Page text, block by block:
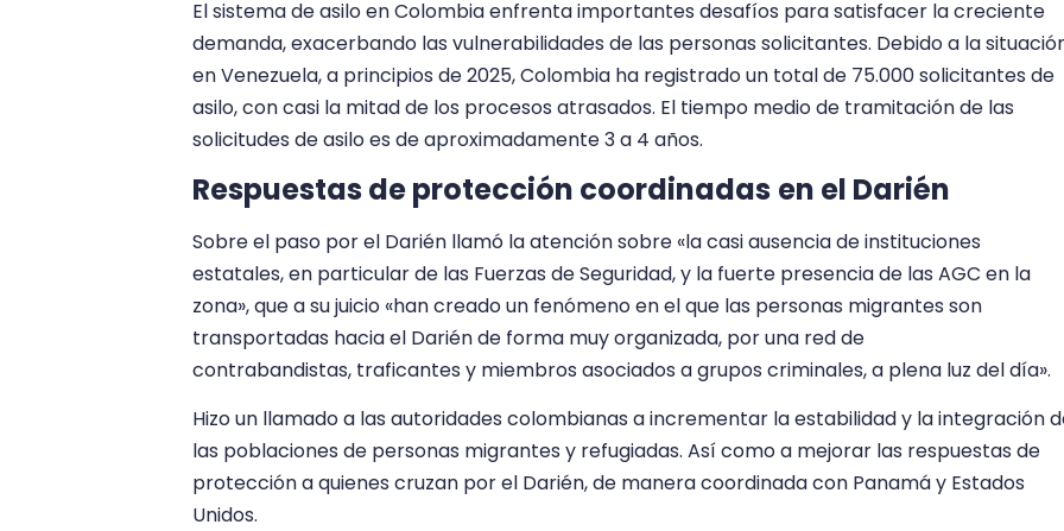
El sistema de asilo en Colombia enfrenta importantes desafíos para satisfacer la creciente
demanda, exacerbando las vulnerabilidades de las personas solicitantes. Debido a la
en Venezuela, a principios de 2025, Colombia ha registrado un total de 75.000 solicitantes de
asilo, con casi la mitad de los procesos atrasados. El tiempo medio de tramitación de las
solicitudes de asilo es de aproximadamente 3 a 4 años.
Respuestas de protección coordinadas en el Darién
Sobre el paso por el Darién llamó la atención sobre «la casi ausencia de instituciones
estatales, en particular de las Fuerzas de Seguridad, y la fuerte presencia de las AGC en la
zona», que a su juicio «han creado un fenómeno en el que las personas migrantes son
transportadas hacia el Darién de forma muy organizada, por una red de
contrabandistas, traficantes y miembros asociados a grupos criminales, a plena luz del día».
Hizo un llamado a las autoridades colombianas a incrementar la estabilidad y la integración
las poblaciones de personas migrantes y refugiadas. Así como a mejorar las respuestas de
protección a quienes cruzan por el Darién, de manera coordinada con Panamá y Estados
Unidos.